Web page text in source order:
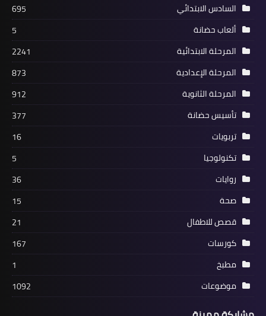
السادس الابتدائي
695
ألعاب حضانة
5
المرحلة الابتدائية
2241
المرحلة الإعدادية
873
المرحلة الثانوية
912
تأسيس حضانة
377
تربويات
16
تكنولوجيا
5
روايات
36
صحة
15
قصص للاطفال
21
كورسات
167
مطبخ
1
موضوعات
1092